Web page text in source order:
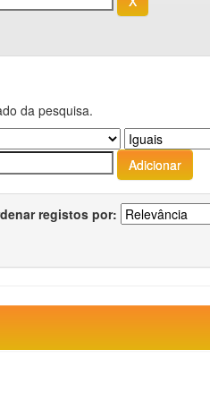
da pesquisa.
registos por: